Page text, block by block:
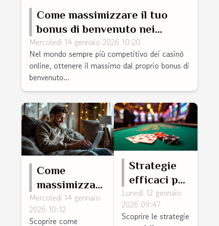
Come massimizzare il tuo
bonus di benvenuto nei
casinò online?
Mercoledì 14 gennaio 2026 10:20
Nel mondo sempre più competitivo dei casinò
online, ottenere il massimo dal proprio bonus di
benvenuto...
Come
massimizzare
i vantaggi dei
bonus di
Mercoledì 14 gennaio
2026 10:12
Scoprire come
Strategie
efficaci per
utilizzare i
bonus
gratuiti nei
Lunedì 12 gennaio
2026 09:47
Scoprire le strategie